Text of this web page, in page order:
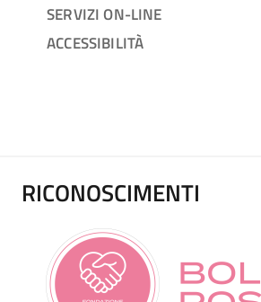
SERVIZI ON-LINE
ACCESSIBILITÀ
RICONOSCIMENTI